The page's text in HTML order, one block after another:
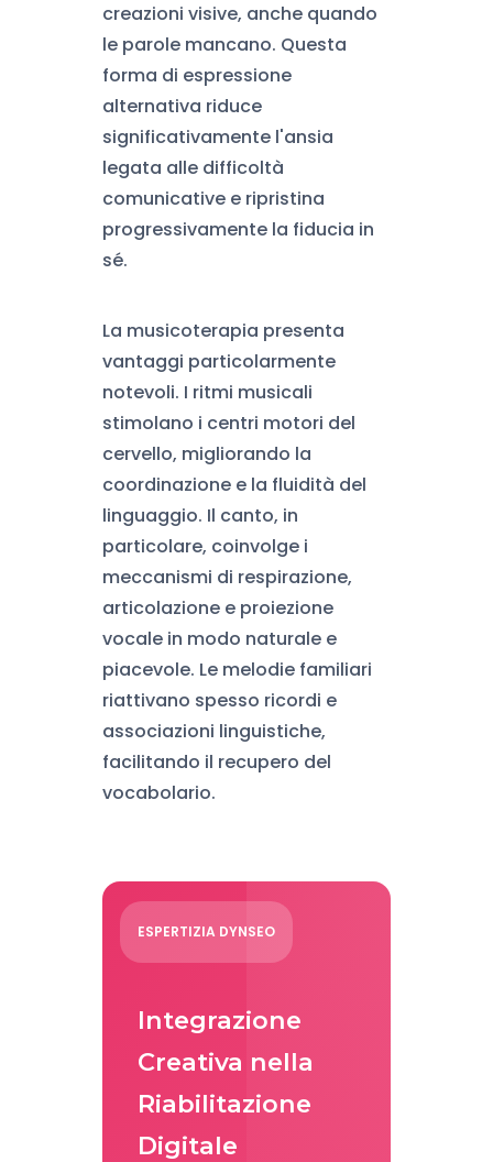
creazioni visive, anche quando
le parole mancano. Questa
forma di espressione
alternativa riduce
significativamente l'ansia
legata alle difficoltà
comunicative e ripristina
progressivamente la fiducia in
sé.
La musicoterapia presenta
vantaggi particolarmente
notevoli. I ritmi musicali
stimolano i centri motori del
cervello, migliorando la
coordinazione e la fluidità del
linguaggio. Il canto, in
particolare, coinvolge i
meccanismi di respirazione,
articolazione e proiezione
vocale in modo naturale e
piacevole. Le melodie familiari
riattivano spesso ricordi e
associazioni linguistiche,
facilitando il recupero del
vocabolario.
ESPERTIZIA DYNSEO
Integrazione
Creativa nella
Riabilitazione
Digitale